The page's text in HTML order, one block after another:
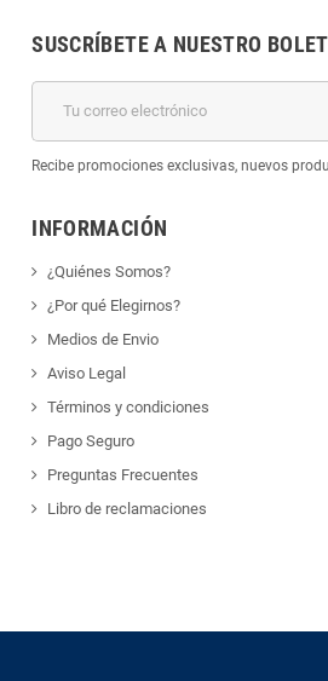
SUSCRÍBETE A NUESTRO
Recibe promociones exclusivas, nuevos
INFORMACIÓN
¿Quiénes Somos?
¿Por qué Elegirnos?
Medios de Envio
Aviso Legal
Términos y condiciones
Pago Seguro
Preguntas Frecuentes
Libro de reclamaciones